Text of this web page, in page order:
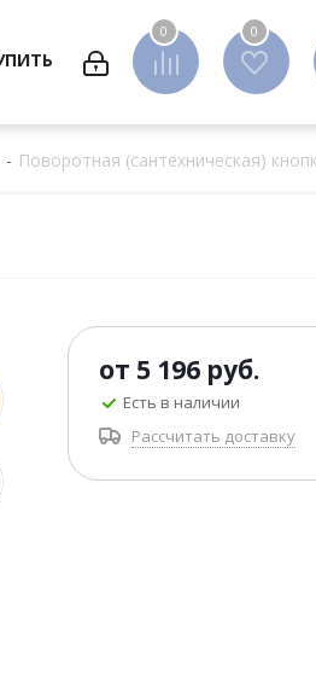
0 0
- Поворотная (сантехническая)
от 5 196 руб.
Есть в наличии
Рассчитать доставку